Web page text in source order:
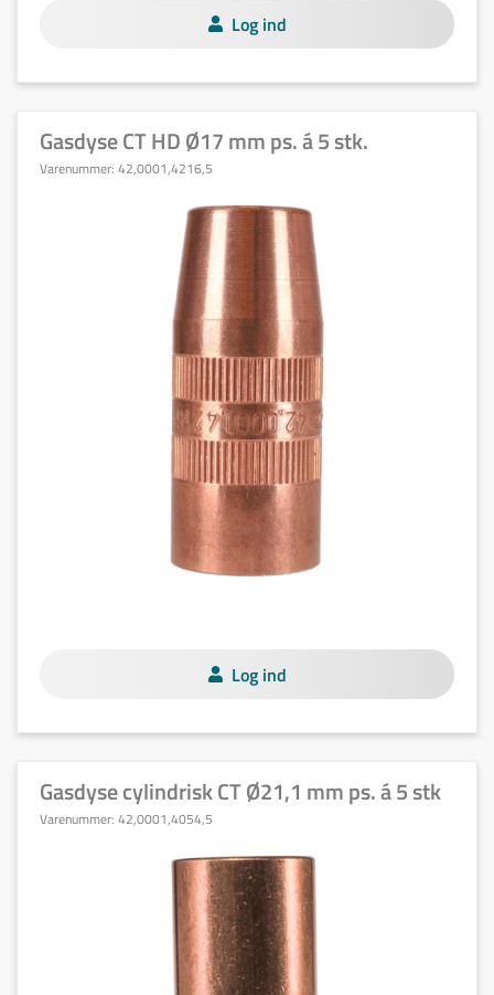
Log ind
Gasdyse CT HD Ø17 mm ps. á 5 stk.
Varenummer: 42,0001,4216,5
Log ind
Gasdyse cylindrisk CT Ø21,1 mm ps. á 5 stk
Varenummer: 42,0001,4054,5